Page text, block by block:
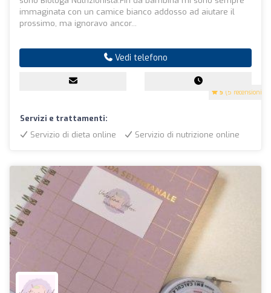
5 (5 recensioni)
immaginata con un camice bianco addosso ad aiutare il
prossimo, ma ignoravo ancor...
Vedi telefono
Servizi e trattamenti:
Servizio di dieta online
Servizio di nutrizione online